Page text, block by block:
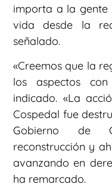
importa a la
vida desde la
señalado.
«Creemos que la
los aspectos
indicado. «La
Cospedal fue
Gobierno de
reconstrucción y
avanzando en
ha remarcado.